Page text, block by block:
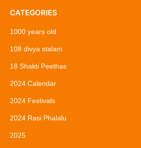
CATEGORIES
1000 years old
108 divya stalam
18 Shakti Peethas
2024 Calendar
2024 Festivals
2024 Rasi Phalalu
2025